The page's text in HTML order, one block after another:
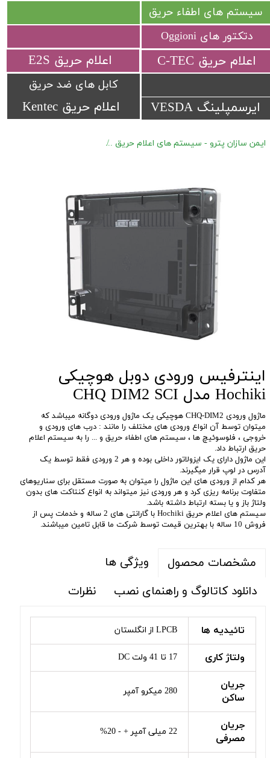
اعلام حریق Kentec
​اعلام حریق C-TEC​​​​​​​ ​اعلام حریق E2S
ایرسمپلینگ VESDA
سیستم های اطفاء حریق
کابل های ضد حریق
دتکتور های Oggioni
ایمن سازان پترو - سیستم های اعلام حریق
اینترفیس ورودی دوبل هوچیکی
Hochiki مدل CHQ DIM2 SCI
ماژول ورودی CHQ-DIM2 هوچیکی یک ماژول ورودی دوگانه میباشد که
میتوان توسط آن انواع ورودی های مختلف را مانند : درب های ورودی و
خروجی ، فلوسوئیچ ها ، سیستم های اطفاء حریق و ... را به سیستم اعلام
حریق ارتباط داد.
این ماژول دارای یک ایزولاتور داخلی بوده و هر 2 ورودی فقط توسط یک
آدرس در لوپ قرار میگیرند.
هر کدام از ورودی های این ماژول را میتوان به صورت مستقل برای سناریوهای
متفاوت برنامه ریزی کرد و هر ورودی نیز میتواند به انواع کنتاکت های بدون
ولتاژ باز و یا بسته ارتباط داشته باشد.
سیستم های اعلام حریق Hochiki با گارانتی های 2 ساله و خدمات پس از
فروش 10 ساله با بهترین قیمت توسط شرکت ما قابل تامین میباشند.
مشخصات محصول
ویژگی ها
دانلود کاتالوگ و راهنمای نصب
نظرات
تائیدیه ها LPCB از انگلستان
ولتاژ کاری 17 تا 41 ولت DC
جریان
ساکن
280 میکرو آمپر
جریان
مصرفی
22 میلی آمپر + - 20%